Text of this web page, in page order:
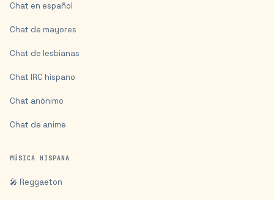
Chat en español
Chat de mayores
Chat de lesbianas
Chat IRC hispano
Chat anónimo
Chat de anime
MÚSICA HISPANA
🎤 Reggaeton